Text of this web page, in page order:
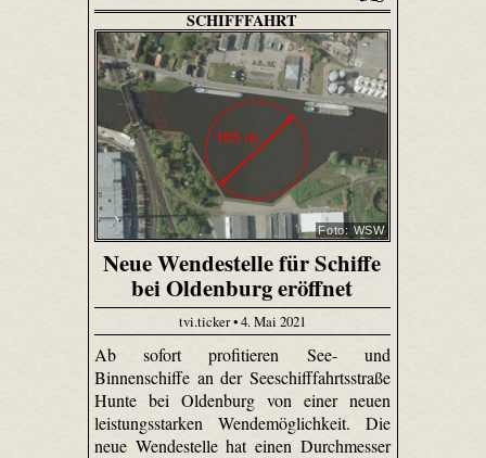
SCHIFFFAHRT
Foto: WSW
Neue Wendestelle für Schiffe
bei Oldenburg eröffnet
tvi.ticker • 4. Mai 2021
Ab sofort profitieren See- und
Binnenschiffe an der Seeschifffahrtsstraße
Hunte bei Oldenburg von einer neuen
leistungsstarken Wendemöglichkeit. Die
neue Wendestelle hat einen Durchmesser